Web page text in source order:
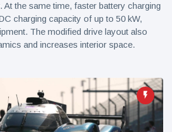
At the same time, faster battery charging
charging capacity of up to 50 kW,
The modified drive layout also
and increases interior space.